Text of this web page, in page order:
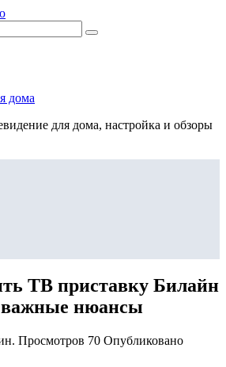
дома
для дома, настройка и обзоры
ТВ приставку Билайн
важные нюансы
Просмотров 70 Опубликовано